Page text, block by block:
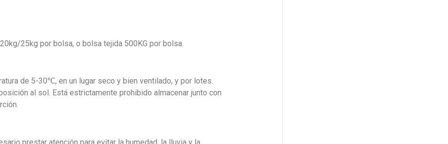
25kg por bolsa, o bolsa tejida 500KG por bolsa.
de 5-30℃, en un lugar seco y bien ventilado, y por lotes.
al sol. Está estrictamente prohibido almacenar junto con